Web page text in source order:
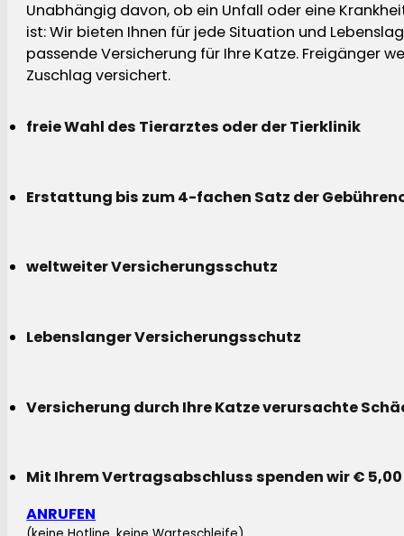
Unabhängig davon, ob ein Unfall oder eine
ist: Wir bieten Ihnen für jede Situation und
passende Versicherung für Ihre Katze. Freigänger
Zuschlag versichert.
freie Wahl des Tierarztes oder der Tierklinik
Erstattung bis zum 4-fachen Satz der
weltweiter Versicherungsschutz
Lebenslanger Versicherungsschutz
Versicherung durch Ihre Katze verursachte
Mit Ihrem Vertragsabschluss spenden wir €
ANRUFEN